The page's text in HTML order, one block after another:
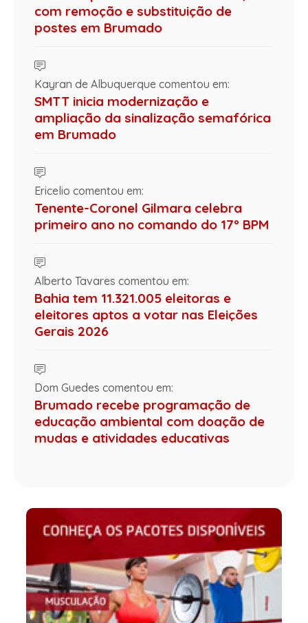
com remoção e substituição de
postes em Brumado
Kayran de Albuquerque comentou em:
SMTT inicia modernização e
ampliação da sinalização semafórica
em Brumado
Ericelio comentou em:
Tenente-Coronel Gilmara celebra
primeiro ano no comando do 17º BPM
Alberto Tavares comentou em:
Bahia tem 11.321.005 eleitoras e
eleitores aptos a votar nas Eleições
Gerais 2026
Dom Guedes comentou em:
Brumado recebe programação de
educação ambiental com doação de
mudas e atividades educativas